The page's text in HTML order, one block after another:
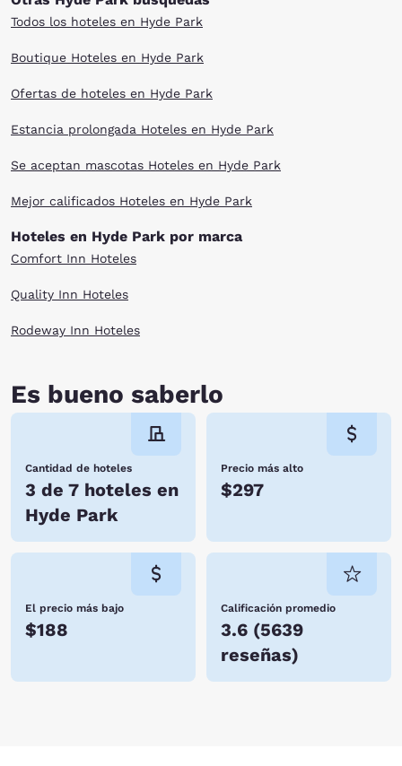
Todos los hoteles en Hyde Park
Boutique Hoteles en Hyde Park
Ofertas de hoteles en Hyde Park
Estancia prolongada Hoteles en Hyde Park
Se aceptan mascotas Hoteles en Hyde Park
Mejor calificados Hoteles en Hyde Park
Hoteles en Hyde Park por marca
Comfort Inn Hoteles
Quality Inn Hoteles
Rodeway Inn Hoteles
Es bueno saberlo
Cantidad de hoteles
3 de 7 hoteles en
Hyde Park
Precio más alto
$297
El precio más bajo
$188
Calificación promedio
3.6 (5639
reseñas)